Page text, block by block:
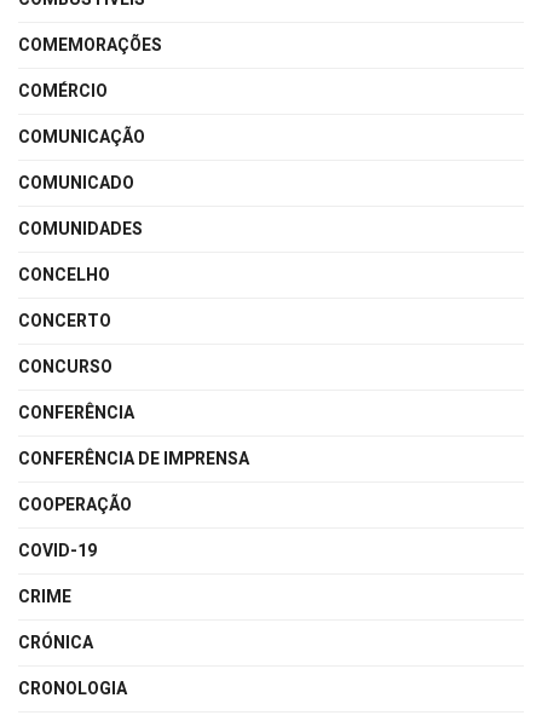
COMEMORAÇÕES
COMÉRCIO
COMUNICAÇÃO
COMUNICADO
COMUNIDADES
CONCELHO
CONCERTO
CONCURSO
CONFERÊNCIA
CONFERÊNCIA DE IMPRENSA
COOPERAÇÃO
COVID-19
CRIME
CRÓNICA
CRONOLOGIA